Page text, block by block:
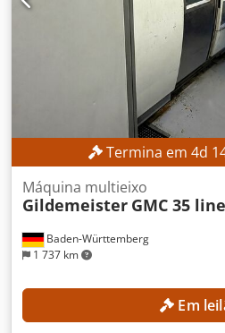
Termina em 4d
Baden-Württemberg
1 737 km
Máquina multieixo
Gildemeister GMC 35
Em